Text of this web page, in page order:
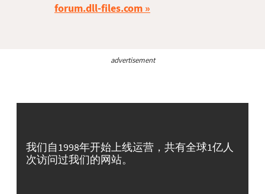
forum.dll-files.com
advertisement
我们自1998年开始上线运营，共有全球1亿人
次访问过我们的网站。